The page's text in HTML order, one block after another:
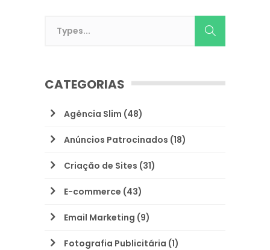
CATEGORIAS
Agência Slim (48)
Anúncios Patrocinados (18)
Criação de Sites (31)
E-commerce (43)
Email Marketing (9)
Fotografia Publicitária (1)